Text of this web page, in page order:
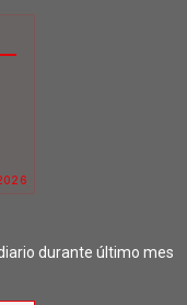
durante último mes